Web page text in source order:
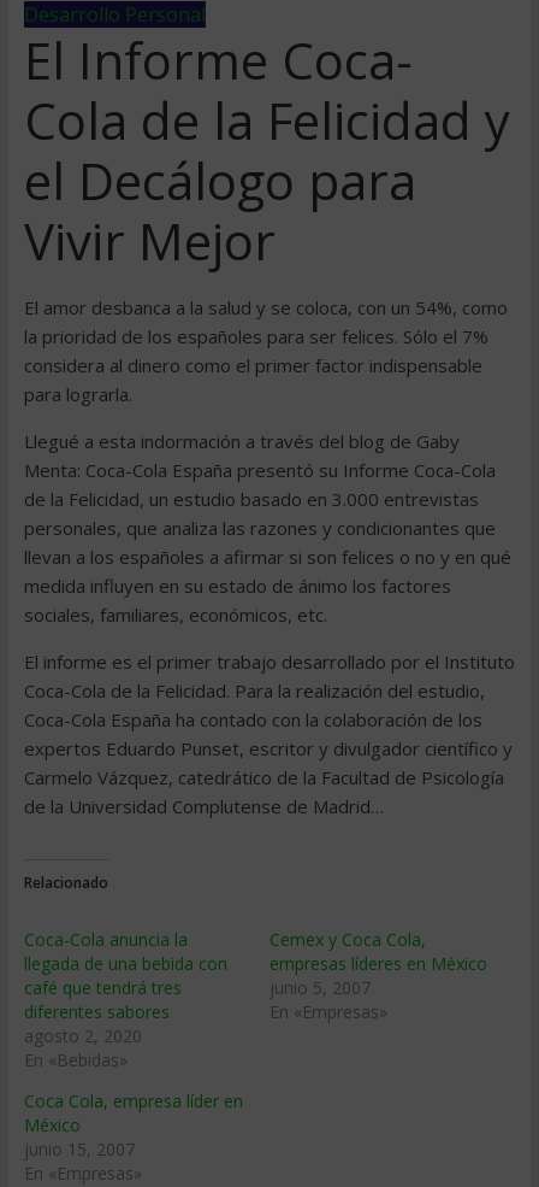
Desarrollo Personal
El Informe Coca-
Cola de la Felicidad y
el Decálogo para
Vivir Mejor
El amor desbanca a la salud y se coloca, con un 54%, como
la prioridad de los españoles para ser felices. Sólo el 7%
considera al dinero como el primer factor indispensable
para lograrla.
Llegué a esta indormación a través del blog de Gaby
Menta: Coca-Cola España presentó su Informe Coca-Cola
de la Felicidad, un estudio basado en 3.000 entrevistas
personales, que analiza las razones y condicionantes que
llevan a los españoles a afirmar si son felices o no y en qué
medida influyen en su estado de ánimo los factores
sociales, familiares, económicos, etc.
El informe es el primer trabajo desarrollado por el Instituto
Coca-Cola de la Felicidad. Para la realización del estudio,
Coca-Cola España ha contado con la colaboración de los
expertos Eduardo Punset, escritor y divulgador científico y
Carmelo Vázquez, catedrático de la Facultad de Psicología
de la Universidad Complutense de Madrid…
Relacionado
Coca-Cola anuncia la
llegada de una bebida con
café que tendrá tres
diferentes sabores
agosto 2, 2020
En «Bebidas»
Cemex y Coca Cola,
empresas lí­deres en México
junio 5, 2007
En «Empresas»
Coca Cola, empresa lí­der en
México
junio 15, 2007
En «Empresas»